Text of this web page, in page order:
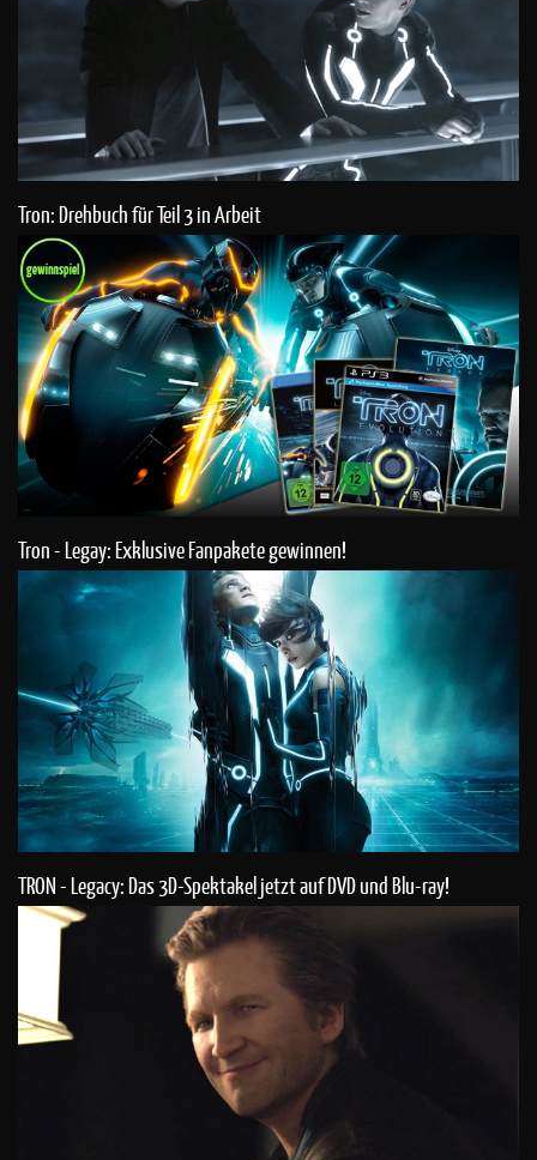
Tron: Drehbuch für Teil 3 in Arbeit
Tron - Legay: Exklusive Fanpakete gewinnen!
TRON - Legacy: Das 3D-Spektakel jetzt auf DVD und Blu-ray!